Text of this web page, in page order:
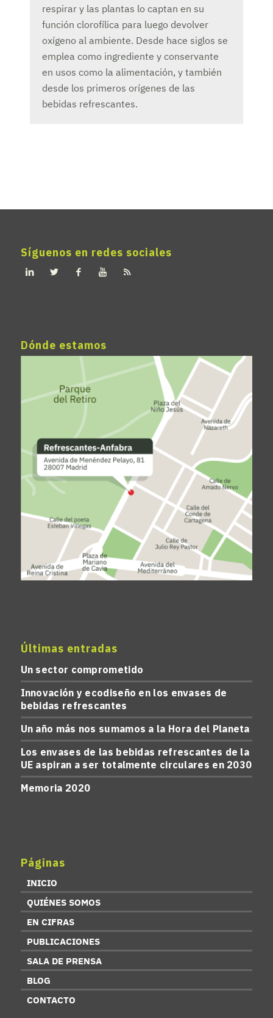
respirar y las plantas lo captan en su
función clorofílica para luego devolver
oxígeno al ambiente. Desde hace siglos se
emplea como ingrediente y conservante
en usos como la alimentación, y también
desde los primeros orígenes de las
bebidas refrescantes.
Síguenos en redes sociales
Dónde estamos
Últimas entradas
Un sector comprometido
Innovación y ecodiseño en los envases de
bebidas refrescantes
Un año más nos sumamos a la Hora del Planeta
Los envases de las bebidas refrescantes de la
UE aspiran a ser totalmente circulares en 2030
Memoria 2020
Páginas
INICIO
QUIÉNES SOMOS
EN CIFRAS
PUBLICACIONES
SALA DE PRENSA
BLOG
CONTACTO